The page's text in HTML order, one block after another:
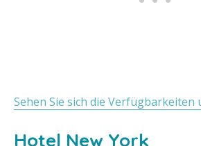
Sehen Sie sich die Verfügbarkeiten
Hotel New York